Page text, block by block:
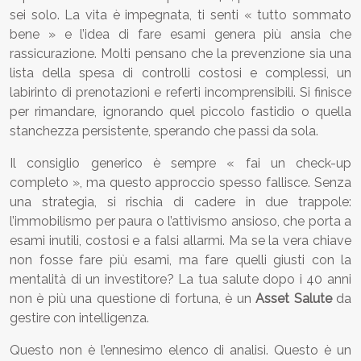
sei solo. La vita è impegnata, ti senti « tutto sommato
bene » e l’idea di fare esami genera più ansia che
rassicurazione. Molti pensano che la prevenzione sia una
lista della spesa di controlli costosi e complessi, un
labirinto di prenotazioni e referti incomprensibili. Si finisce
per rimandare, ignorando quel piccolo fastidio o quella
stanchezza persistente, sperando che passi da sola.
Il consiglio generico è sempre « fai un check-up
completo », ma questo approccio spesso fallisce. Senza
una strategia, si rischia di cadere in due trappole:
l’immobilismo per paura o l’attivismo ansioso, che porta a
esami inutili, costosi e a falsi allarmi. Ma se la vera chiave
non fosse fare più esami, ma fare quelli giusti con la
mentalità di un investitore? La tua salute dopo i 40 anni
non è più una questione di fortuna, è unAsset Saluteda
gestire con intelligenza.
Questo non è l’ennesimo elenco di analisi. Questo è un